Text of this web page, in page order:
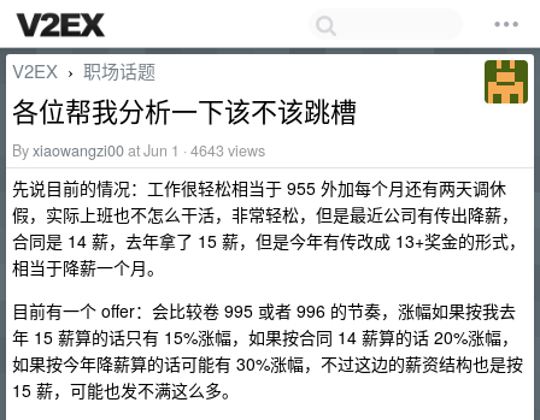
V2EX › 职场话题
各位帮我分析一下该不该跳槽
Byxiaowangzi00at Jun 1 · 4643 views
先说目前的情况：工作很轻松相当于 955 外加每个月还有两天调休
假，实际上班也不怎么干活，非常轻松，但是最近公司有传出降薪，
合同是 14 薪，去年拿了 15 薪，但是今年有传改成 13+奖金的形式，
相当于降薪一个月。
目前有一个 offer：会比较卷 995 或者 996 的节奏，涨幅如果按我去
年 15 薪算的话只有 15%涨幅，如果按合同 14 薪算的话 20%涨幅，
如果按今年降薪算的话可能有 30%涨幅，不过这边的薪资结构也是按
15 薪，可能也发不满这么多。